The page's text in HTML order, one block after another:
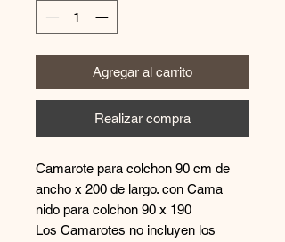
Agregar al carrito
Realizar compra
Camarote para colchon 90 cm de
ancho x 200 de largo. con Cama
nido para colchon 90 x 190
Los Camarotes no incluyen los